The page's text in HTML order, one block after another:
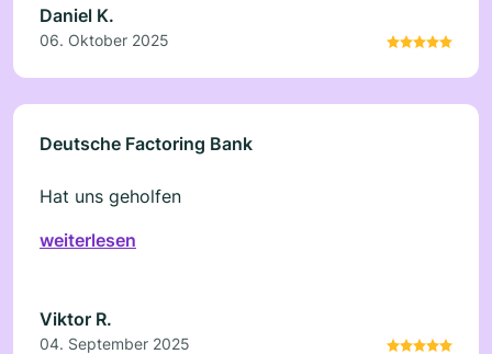
Daniel K.
06. Oktober 2025
Deutsche Factoring Bank
Hat uns geholfen
weiterlesen
Viktor R.
04. September 2025